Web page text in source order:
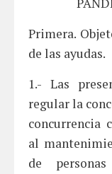
Primera.
de las ayudas.
1.- Las
regular la
concurrencia
al
de